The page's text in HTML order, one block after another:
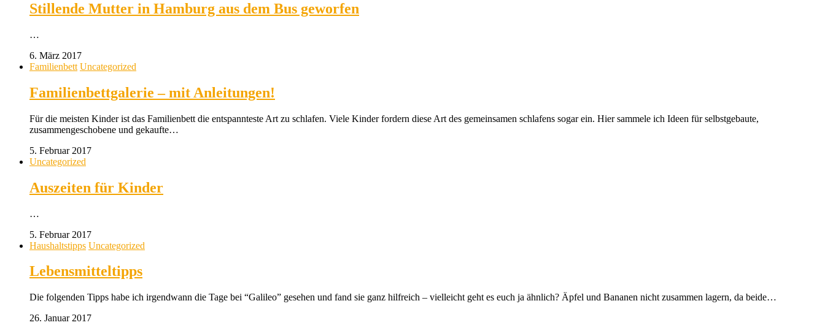
Stillende Mutter in Hamburg aus dem Bus geworfen
…
6. März 2017
Familienbett Uncategorized
Familienbettgalerie – mit Anleitungen!
Für die meisten Kinder ist das Familienbett die entspannteste Art zu schlafen. Viele Kinder fordern diese Art des gemeinsamen schlafens sogar ein. Hier sammele ich Ideen für selbstgebaute,
zusammengeschobene und gekaufte…
5. Februar 2017
Uncategorized
Auszeiten für Kinder
…
5. Februar 2017
Haushaltstipps Uncategorized
Lebensmitteltipps
Die folgenden Tipps habe ich irgendwann die Tage bei “Galileo” gesehen und fand sie ganz hilfreich – vielleicht geht es euch ja ähnlich? Äpfel und Bananen nicht zusammen lagern, da beide…
26. Januar 2017